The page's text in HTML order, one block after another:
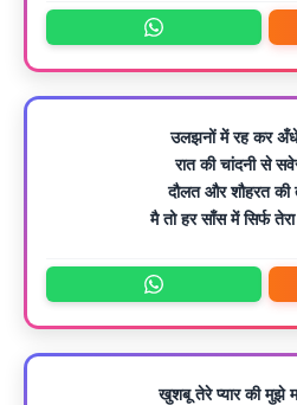
उलझनों में रह कर
रात की चांदनी से
दौलत और शौहरत की
मै तो हर साँस में सिर्फ
खुशबू तेरे प्यार की मुझे